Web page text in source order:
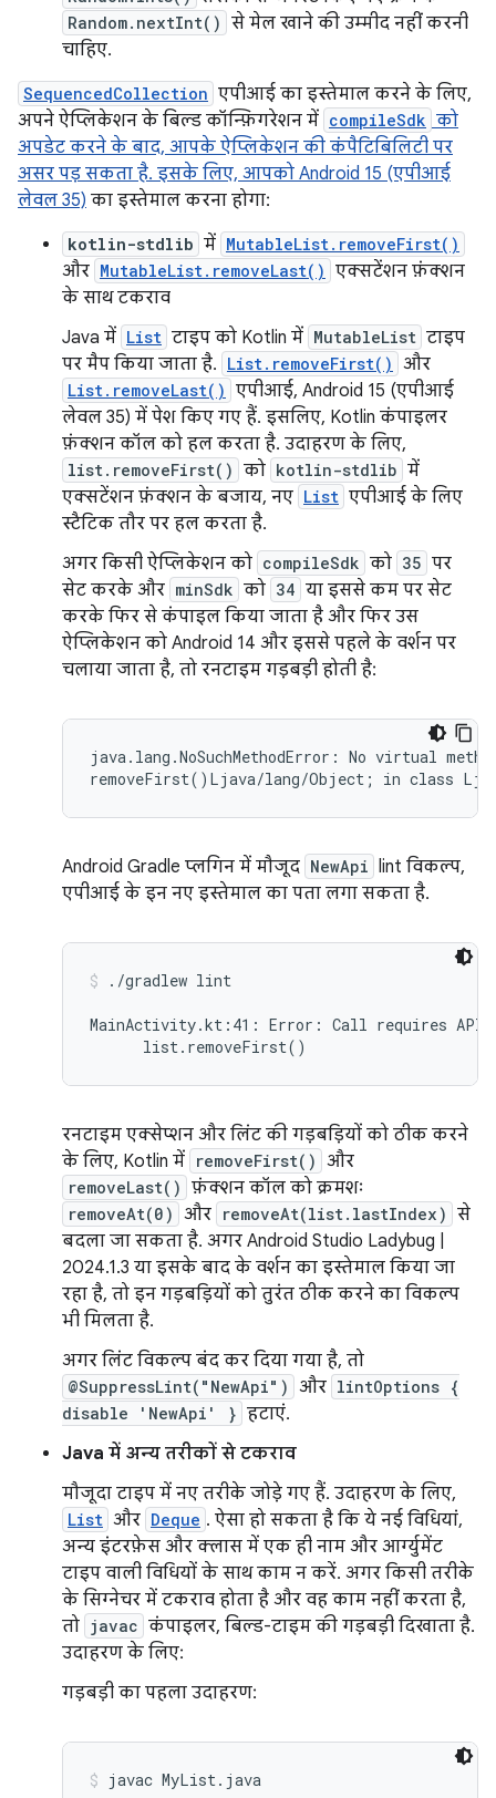
Random.nextInt() से मेल खाने की उम्मीद नहीं करनी
चाहिए.
SequencedCollection एपीआई का इस्तेमाल करने के लिए,
अपने ऐप्लिकेशन के बिल्ड कॉन्फ़िगरेशन में compileSdk को
अपडेट करने के बाद, आपके ऐप्लिकेशन की कंपैटिबिलिटी पर
असर पड़ सकता है. इसके लिए, आपको Android 15 (एपीआई
लेवल 35) का इस्तेमाल करना होगा:
kotlin-stdlib में MutableList.removeFirst()
और MutableList.removeLast() एक्सटेंशन फ़ंक्शन
के साथ टकराव
Java में List टाइप को Kotlin में MutableList टाइप
पर मैप किया जाता है. List.removeFirst() और
List.removeLast() एपीआई, Android 15 (एपीआई
लेवल 35) में पेश किए गए हैं. इसलिए, Kotlin कंपाइलर
फ़ंक्शन कॉल को हल करता है. उदाहरण के लिए,
list.removeFirst() को kotlin-stdlib में
एक्सटेंशन फ़ंक्शन के बजाय, नए List एपीआई के लिए
स्टैटिक तौर पर हल करता है.
अगर किसी ऐप्लिकेशन को compileSdk को 35 पर
सेट करके और minSdk को 34 या इससे कम पर सेट
करके फिर से कंपाइल किया जाता है और फिर उस
ऐप्लिकेशन को Android 14 और इससे पहले के वर्शन पर
चलाया जाता है, तो रनटाइम गड़बड़ी होती है:
java.lang.NoSuchMethodError: No virtual
Android Gradle प्लगिन में मौजूद NewApi lint विकल्प,
एपीआई के इन नए इस्तेमाल का पता लगा सकता है.
./gradlew lint
MainActivity.kt:41: Error: Call requires
रनटाइम एक्सेप्शन और लिंट की गड़बड़ियों को ठीक करने
के लिए, Kotlin में removeFirst() और
removeLast() फ़ंक्शन कॉल को क्रमशः
removeAt(0) और removeAt(list.lastIndex) से
बदला जा सकता है. अगर Android Studio Ladybug |
2024.1.3 या इसके बाद के वर्शन का इस्तेमाल किया जा
रहा है, तो इन गड़बड़ियों को तुरंत ठीक करने का विकल्प
भी मिलता है.
अगर लिंट विकल्प बंद कर दिया गया है, तो
@SuppressLint("NewApi") और lintOptions {
disable 'NewApi' } हटाएं.
Java में अन्य तरीकों से टकराव
मौजूदा टाइप में नए तरीके जोड़े गए हैं. उदाहरण के लिए,
List और Deque . ऐसा हो सकता है कि ये नई विधियां,
अन्य इंटरफ़ेस और क्लास में एक ही नाम और आर्ग्युमेंट
टाइप वाली विधियों के साथ काम न करें. अगर किसी तरीके
के सिग्नेचर में टकराव होता है और वह काम नहीं करता है,
तो javac कंपाइलर, बिल्ड-टाइम की गड़बड़ी दिखाता है.
उदाहरण के लिए:
गड़बड़ी का पहला उदाहरण:
javac MyList.java